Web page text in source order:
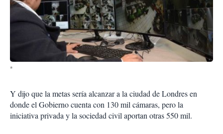
*
Y dijo que la metas sería alcanzar a la ciudad de Londres en
donde el Gobierno cuenta con 130 mil cámaras, pero la
iniciativa privada y la sociedad civil aportan otras 550 mil.